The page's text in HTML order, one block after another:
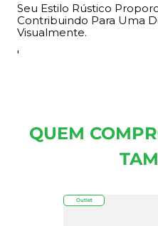
Seu Estilo Rústico
Contribuindo Para Uma
Visualmente.
'
QUEM
Outlet